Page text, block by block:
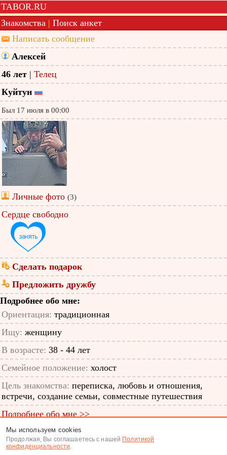
TABOR.RU
Знакомства | Поиск анкет
Написать сообщение
Алексей
46 лет | Телец
Куйтун
Был 17 июля в 00:00
Личные фото (3)
Сердце свободно
Сделать подарок
Предложить дружбу
Подробнее обо мне:
Ориентация: традиционная
Ищу: женщину
В возрасте: 38 - 44 лет
Семейное положение: холост
Цель знакомства: переписка, любовь и отношения,
встречи, создание семьи, совместные путешествия
Подробнее обо мне >>
ID анкеты: 12498162
Знакомства|Поиск анкет
Мы используем cookies
Продолжая, Вы соглашаетесь с нашей Политикой
конфиденциальности.